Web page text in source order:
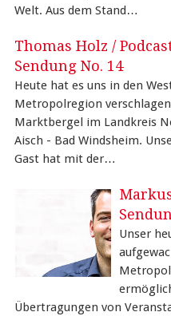
Welt. Aus dem Stand…
Thomas Holz /
Sendung No. 14
Heute hat es uns in den
Metropolregion
Marktbergel im Landkreis
Aisch - Bad Windsheim.
Gast hat mit der…
Unser
Übertragungen von